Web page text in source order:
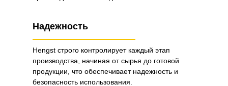
Надежность
Hengst строго контролирует каждый этап
производства, начиная от сырья до готовой
продукции, что обеспечивает надежность и
безопасность использования.